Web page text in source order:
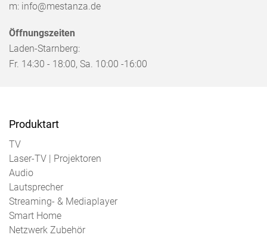
m: info@mestanza.de
Öffnungszeiten
Laden-Starnberg:
Fr. 14:30 - 18:00, Sa. 10:00 -16:00
Produktart
TV
Laser-TV | Projektoren
Audio
Lautsprecher
Streaming- & Mediaplayer
Smart Home
Netzwerk Zubehör